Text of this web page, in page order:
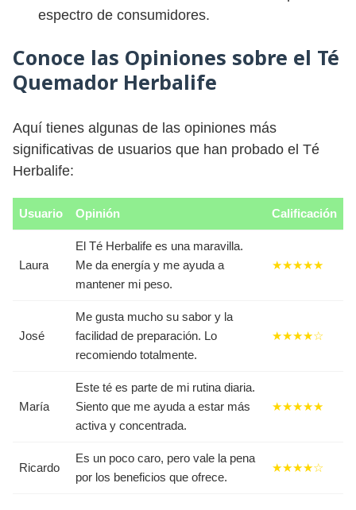
espectro de consumidores.
Conoce las Opiniones sobre el Té
Quemador Herbalife
Aquí tienes algunas de las opiniones más
significativas de usuarios que han probado el Té
Herbalife:
Usuario Opinión Calificación
Laura
El Té Herbalife es una maravilla.
Me da energía y me ayuda a
mantener mi peso.
★★★★★
José
Me gusta mucho su sabor y la
facilidad de preparación. Lo
recomiendo totalmente.
★★★★☆
María
Este té es parte de mi rutina diaria.
Siento que me ayuda a estar más
activa y concentrada.
★★★★★
Ricardo
Es un poco caro, pero vale la pena
por los beneficios que ofrece.
★★★★☆